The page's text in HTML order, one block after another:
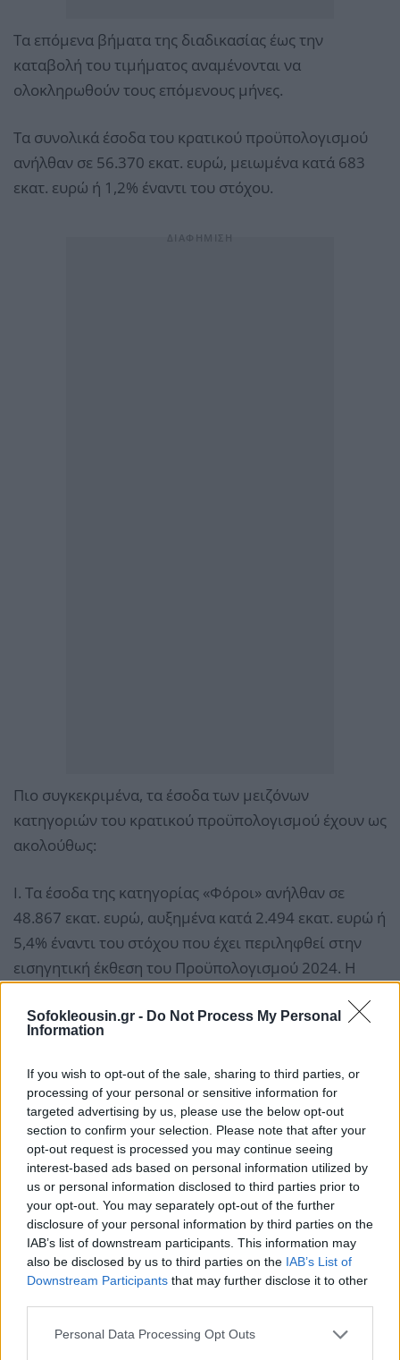
Sofokleousin.gr - Do Not Process My Personal
Information
If you wish to opt-out of the sale, sharing to third parties, or
processing of your personal or sensitive information for
targeted advertising by us, please use the below opt-out
section to confirm your selection. Please note that after your
opt-out request is processed you may continue seeing
interest-based ads based on personal information utilized by
us or personal information disclosed to third parties prior to
your opt-out. You may separately opt-out of the further
disclosure of your personal information by third parties on the
IAB’s list of downstream participants. This information may
also be disclosed by us to third parties on the IAB’s List of
Downstream Participants that may further disclose it to other
Personal Data Processing Opt Outs
Τα επόμενα βήματα της διαδικασίας έως την
καταβολή του τιμήματος αναμένονται να
ολοκληρωθούν τους επόμενους μήνες.
Τα συνολικά έσοδα του κρατικού προϋπολογισμού
ανήλθαν σε 56.370 εκατ. ευρώ, μειωμένα κατά 683
εκατ. ευρώ ή 1,2% έναντι του στόχου.
Πιο συγκεκριμένα, τα έσοδα των μειζόνων
κατηγοριών του κρατικού προϋπολογισμού έχουν ως
ακολούθως:
Ι. Τα έσοδα της κατηγορίας «Φόροι» ανήλθαν σε
48.867 εκατ. ευρώ, αυξημένα κατά 2.494 εκατ. ευρώ ή
5,4% έναντι του στόχου που έχει περιληφθεί στην
εισηγητική έκθεση του Προϋπολογισμού 2024. Η
καλύτερη απόδοση των φόρων εισοδήματος
έτους που εισπράχθηκαν σε δόσεις μέχρι και το
τέλος Φεβρουαρίου 2024 (σημειώνεται ότι
εκτιμώμενο ποσό ύψους 647 εκατ. ευρώ
προσμετράται στο δημοσιονομικό αποτέλεσμα του
έτους 2023), όσο και την καλύτερη απόδοση στην
είσπραξη των φόρων του τρέχοντος έτους.Συνεπώς,
η υπέρβαση των φορολογικών εσόδων που
προσμετράται δημοσιονομικά στο έτος 2024
ανέρχεται σε 1.847 εκατ. ευρώ.
σε σχέση με τους στόχους του Προϋπολογισμού, ενώ